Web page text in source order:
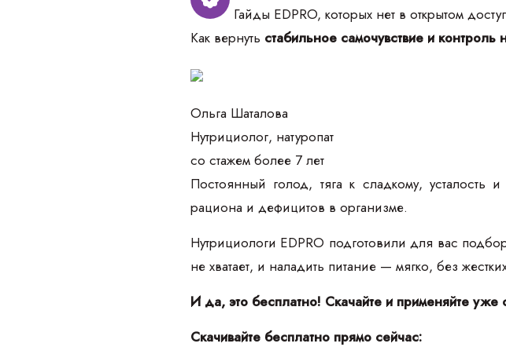
Гайды EDPRO, которых нет в открытом
Как вернуть стабильное самочувствие и
Ольга Шаталова
Нутрициолог, натуропат
со стажем более 7 лет
Постоянный голод, тяга к сладкому,
рациона и дефицитов в организме.
Нутрициологи EDPRO подготовили для вас
не хватает, и наладить питание — мягко, без
И да, это бесплатно! Скачайте и применяйте уже
Скачивайте бесплатно прямо сейчас: